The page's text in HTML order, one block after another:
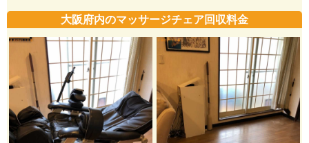
大阪府内のマッサージチェア回収料金